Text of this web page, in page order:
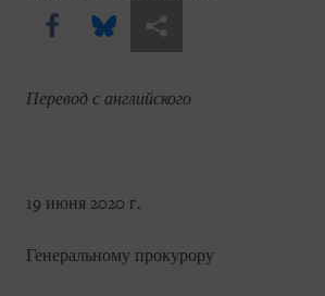
Share this via Facebook
Share this via Bluesky
Share this via
Перевод с английского
19 июня 2020 г.
Генеральному прокурору